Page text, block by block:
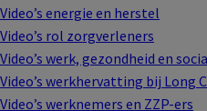
Video’s energie en herstel
Video’s rol zorgverleners
Video’s werk, gezondheid en
Video’s werkhervatting bij Long
Video’s werknemers en ZZP-ers